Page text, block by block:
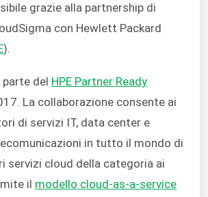
grazie alla partnership di
con Hewlett Packard
).
del HPE Partner Ready
La collaborazione consente ai
di servizi IT, data center e
in tutto il mondo di
servizi cloud della categoria ai
il modello cloud-as-a-service